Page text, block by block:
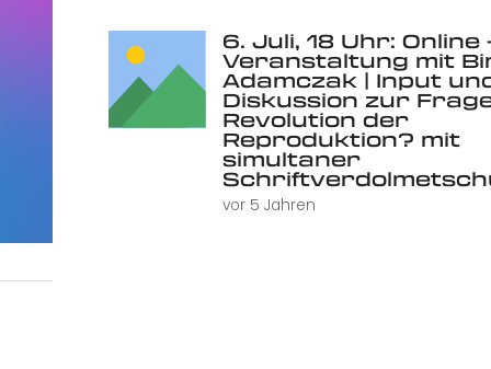
6. Juli, 18 Uhr: Online
Veranstaltung mit
Adamczak | Input
Diskussion zur
Revolution der
Reproduktion? mit
simultaner
vor 5 Jahren